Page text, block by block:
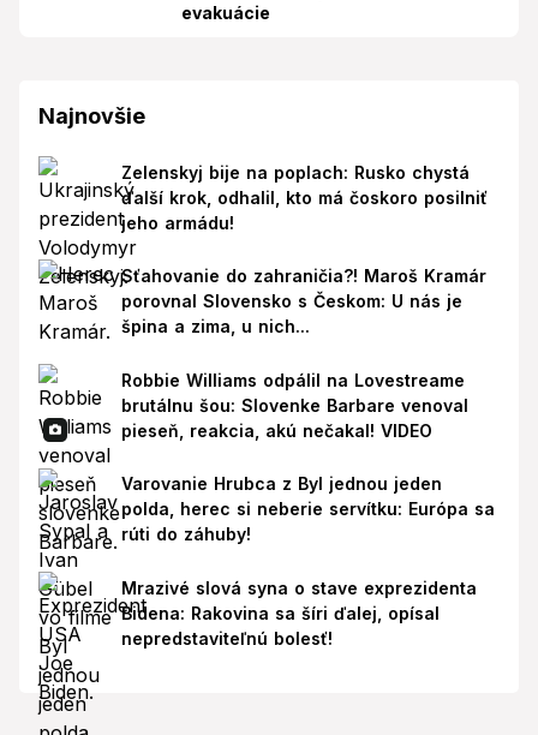
evakuácie
Najnovšie
Zelenskyj bije na poplach: Rusko chystá
ďalší krok, odhalil, kto má čoskoro posilniť
jeho armádu!
Sťahovanie do zahraničia?! Maroš Kramár
porovnal Slovensko s Českom: U nás je
špina a zima, u nich...
Robbie Williams odpálil na Lovestreame
brutálnu šou: Slovenke Barbare venoval
pieseň, reakcia, akú nečakal! VIDEO
Varovanie Hrubca z Byl jednou jeden
polda, herec si neberie servítku: Európa sa
rúti do záhuby!
Mrazivé slová syna o stave exprezidenta
Bidena: Rakovina sa šíri ďalej, opísal
nepredstaviteľnú bolesť!